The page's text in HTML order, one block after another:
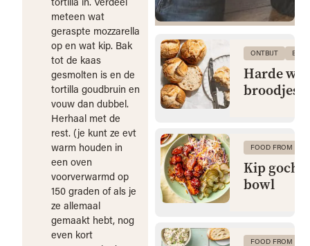
meteen wat
geraspte mozzarella
op en wat kip. Bak
tot de kaas
gesmolten is en de
tortilla goudbruin en
vouw dan dubbel.
Herhaal met de
rest. (je kunt ze evt
warm houden in
een oven
voorverwarmd op
150 graden of als je
ze allemaal
gemaakt hebt, nog
even kort
ONTBIJT
Harde
broodjes
FOOD FROM
Kip
bowl
FOOD FROM